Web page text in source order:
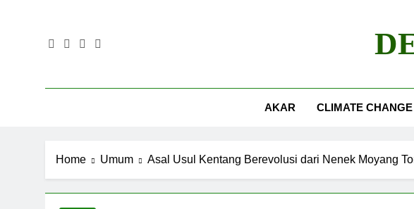
AKAR CLIMATE CHANGE
Home Umum Asal Usul Kentang Berevolusi dari Nenek Moyang